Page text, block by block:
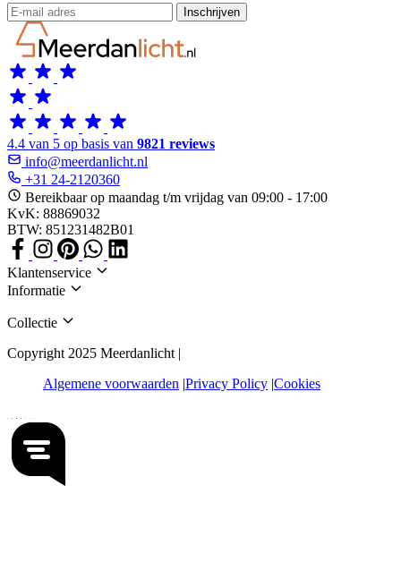
Inschrijven
4.4 van 5 op basis van 9821 reviews
info@meerdanlicht.nl
+31 24-2120360
Bereikbaar op maandag t/m vrijdag van 09:00 - 17:00
KvK: 88869032
BTW: 851231482B01
Klantenservice
Informatie
Collectie
Copyright 2025 Meerdanlicht |
Algemene voorwaarden Privacy Policy Cookies